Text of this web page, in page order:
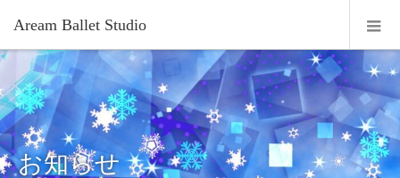
Aream Ballet Studio
お知らせ